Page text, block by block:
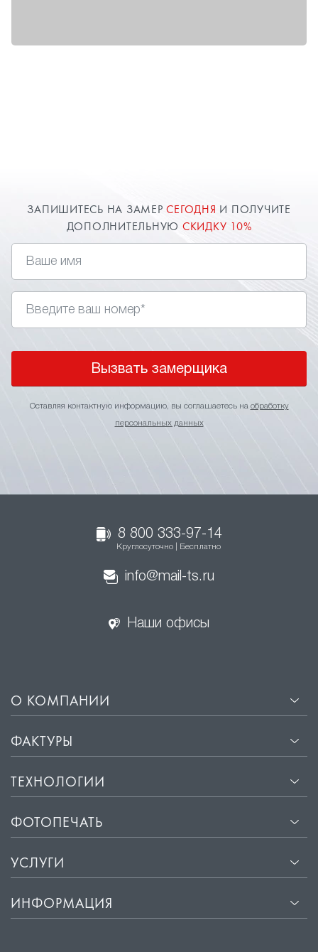
ЗАПИШИТЕСЬ НА ЗАМЕРСЕГОДНЯ И ПОЛУЧИТЕ
ДОПОЛНИТЕЛЬНУЮ СКИДКУ 10%
Вызвать замерщика
Оставляя контактную информацию, вы соглашаетесь на обработку
персональных данных
8 800 333-97-14
Круглосуточно | Бесплатно
info@mail-ts.ru
Наши офисы
О КОМПАНИИ
ФАКТУРЫ
ТЕХНОЛОГИИ
ФОТОПЕЧАТЬ
УСЛУГИ
ИНФОРМАЦИЯ